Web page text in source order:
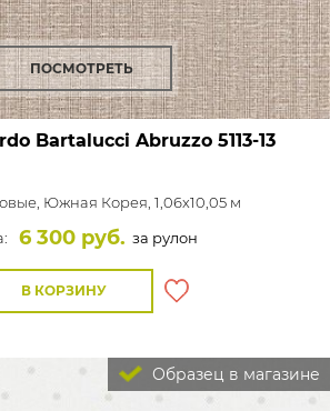
ПОСМОТРЕТЬ
Bartalucci Abruzzo5113-13
Южная Корея, 1,06x10,05 м
6 300 руб. за рулон
В КОРЗИНУ
Образец в магазине